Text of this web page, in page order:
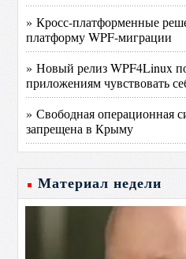
» Кросс-платформенные
платформу WPF-миграции
» Новый релиз WPF4Linux
приложениям чувствовать
» Свободная операционная
запрещена в Крыму
Материал недели